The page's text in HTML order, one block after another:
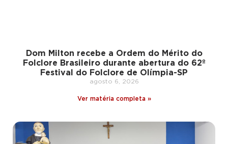
Dom Milton recebe a Ordem do Mérito do
Folclore Brasileiro durante abertura do 62º
Festival do Folclore de Olímpia-SP
agosto 6, 2026
Ver matéria completa »